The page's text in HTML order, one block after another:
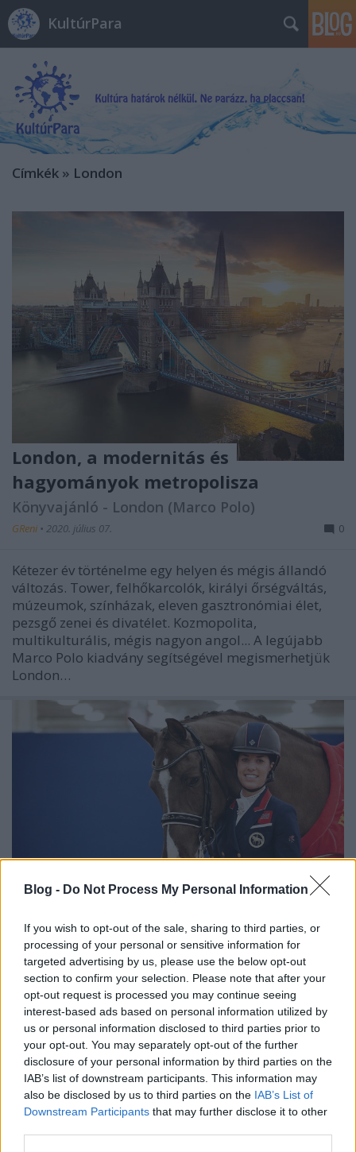
Blog - Do Not Process My Personal Information
If you wish to opt-out of the sale, sharing to third parties, or
processing of your personal or sensitive information for
targeted advertising by us, please use the below opt-out
section to confirm your selection. Please note that after your
opt-out request is processed you may continue seeing
interest-based ads based on personal information utilized by
us or personal information disclosed to third parties prior to
your opt-out. You may separately opt-out of the further
disclosure of your personal information by third parties on the
IAB’s list of downstream participants. This information may
also be disclosed by us to third parties on the IAB’s List of
Downstream Participants that may further disclose it to other
KultúrPara
Címkék » London
London, a modernitás és
hagyományok metropolisza
Könyvajánló - London (Marco Polo)
GReni • 2020. július 07. 0
Kétezer év történelme egy helyen és mégis állandó
változás. Tower, felhőkarcolók, királyi őrségváltás,
múzeumok, színházak, eleven gasztronómiai élet,
pezsgő zenei és divatélet. Kozmopolita,
multikulturális, mégis nagyon angol... A legújabb
Marco Polo kiadvány segítségével megismerhetjük
London…
Egy olimpiai bajnok és táncoló lova
Könyvajánló - Charlotte Dujardin: A lány a
táncoló lovon
GReni•2019. június 11.
Inspiráló történet egy kiemelkedő sportoló, egy
olimpiai bajnok, egy világrekorder, Charlotte
Dujardin életéről, szárnypróbálgatásairól, útjáról a
sikerig és kalandjairól csodálatos patás társaival. "A
díjlovaglás az összhangról szól. Olyan bizalmas
kapcsolatot kell kiépíteni a lóval, hogy…